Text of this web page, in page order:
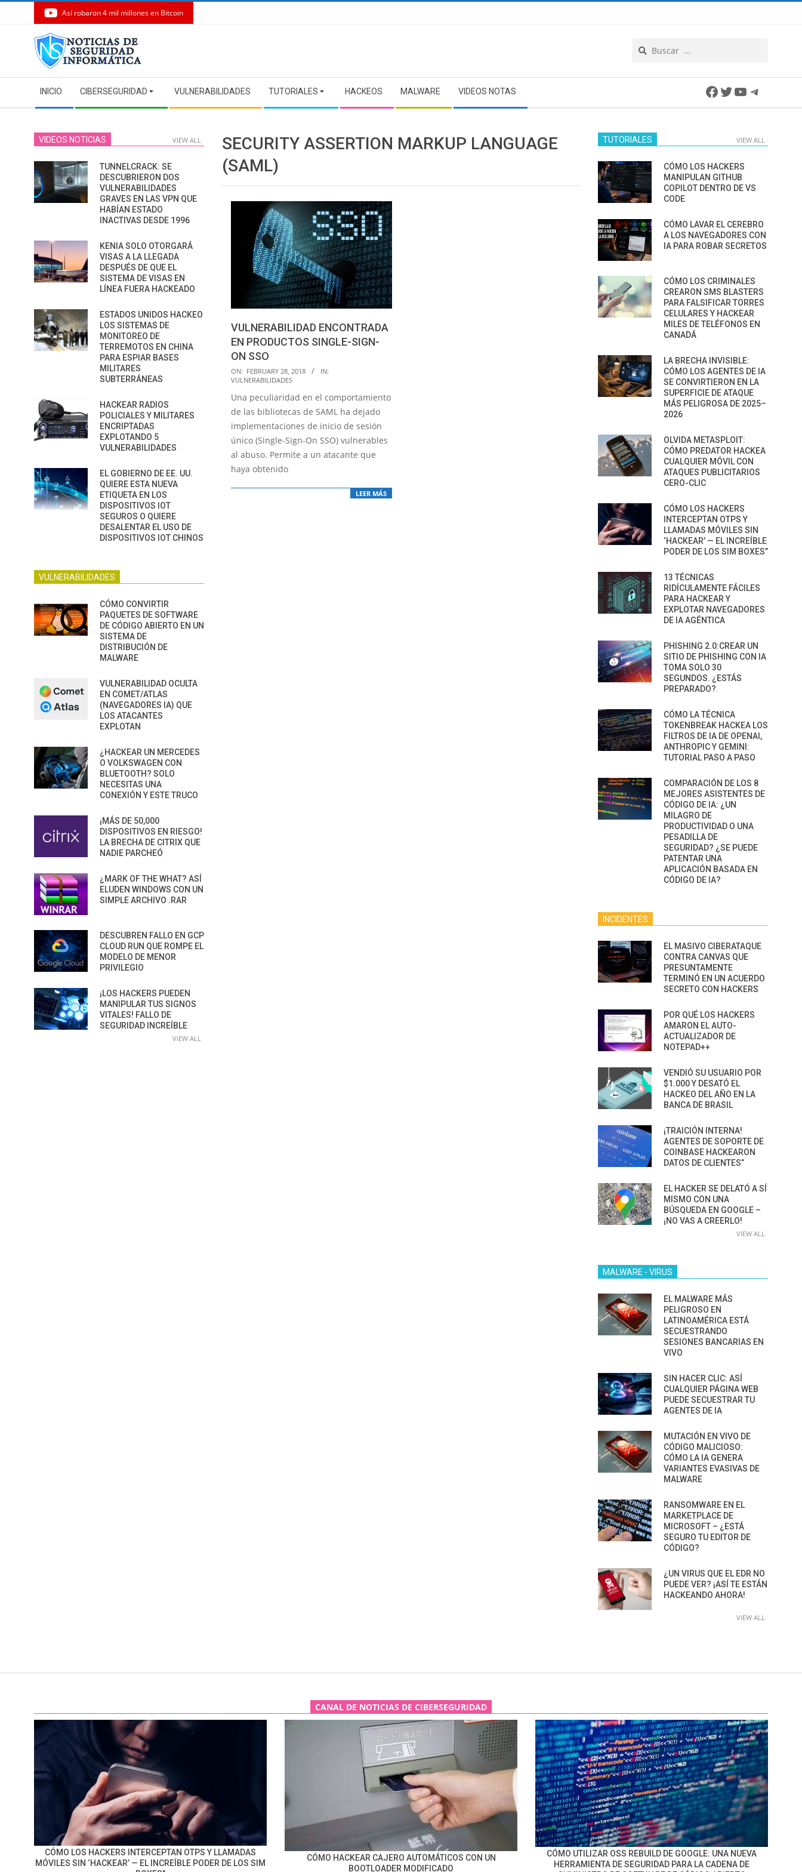
Así robaron 4 mil millones en Bitcoin
Navigation
Menu
INICIO CIBERSEGURIDAD VULNERABILIDADES TUTORIALES HACKEOS MALWARE VIDEOS NOTAS Facebook
Twitter
YouTube
SECURITY ASSERTION MARKUP LANGUAGE
(SAML)
VULNERABILIDAD ENCONTRADA
EN PRODUCTOS SINGLE-SIGN-
ON SSO
2018-
02-
28
ON: FEBRUARY 28, 2018
IN:
VULNERABILIDADES
Una peculiaridad en el comportamiento
de las bibliotecas de SAML ha dejado
implementaciones de inicio de sesión
único (Single-Sign-On SSO) vulnerables
al abuso. Permite a un atacante que
haya obtenido
LEER MÁS
VIDEOS NOTICIAS VIEW ALL
TUNNELCRACK: SE
DESCUBRIERON DOS
VULNERABILIDADES
GRAVES EN LAS VPN QUE
HABÍAN ESTADO
INACTIVAS DESDE 1996
KENIA SOLO OTORGARÁ
VISAS A LA LLEGADA
DESPUÉS DE QUE EL
SISTEMA DE VISAS EN
LÍNEA FUERA HACKEADO
ESTADOS UNIDOS HACKEO
LOS SISTEMAS DE
MONITOREO DE
TERREMOTOS EN CHINA
PARA ESPIAR BASES
MILITARES
SUBTERRÁNEAS
HACKEAR RADIOS
POLICIALES Y MILITARES
ENCRIPTADAS
EXPLOTANDO 5
VULNERABILIDADES
EL GOBIERNO DE EE. UU.
QUIERE ESTA NUEVA
ETIQUETA EN LOS
DISPOSITIVOS IOT
SEGUROS O QUIERE
DESALENTAR EL USO DE
DISPOSITIVOS IOT CHINOS
VULNERABILIDADES
CÓMO CONVIRTIR
PAQUETES DE SOFTWARE
DE CÓDIGO ABIERTO EN UN
SISTEMA DE
DISTRIBUCIÓN DE
MALWARE
VULNERABILIDAD OCULTA
EN COMET/ATLAS
(NAVEGADORES IA) QUE
LOS ATACANTES
EXPLOTAN
¿HACKEAR UN MERCEDES
O VOLKSWAGEN CON
BLUETOOTH? SOLO
NECESITAS UNA
CONEXIÓN Y ESTE TRUCO
¡MÁS DE 50,000
DISPOSITIVOS EN RIESGO!
LA BRECHA DE CITRIX QUE
NADIE PARCHEÓ
¿MARK OF THE WHAT? ASÍ
ELUDEN WINDOWS CON UN
SIMPLE ARCHIVO .RAR
DESCUBREN FALLO EN GCP
CLOUD RUN QUE ROMPE EL
MODELO DE MENOR
PRIVILEGIO
¡LOS HACKERS PUEDEN
MANIPULAR TUS SIGNOS
VITALES! FALLO DE
SEGURIDAD INCREÍBLE
VIEW ALL
TUTORIALES VIEW ALL
CÓMO LOS HACKERS
MANIPULAN GITHUB
COPILOT DENTRO DE VS
CODE
CÓMO LAVAR EL CEREBRO
A LOS NAVEGADORES CON
IA PARA ROBAR SECRETOS
CÓMO LOS CRIMINALES
CREARON SMS BLASTERS
PARA FALSIFICAR TORRES
CELULARES Y HACKEAR
MILES DE TELÉFONOS EN
CANADÁ
LA BRECHA INVISIBLE:
CÓMO LOS AGENTES DE IA
SE CONVIRTIERON EN LA
SUPERFICIE DE ATAQUE
MÁS PELIGROSA DE 2025–
2026
OLVIDA METASPLOIT:
CÓMO PREDATOR HACKEA
CUALQUIER MÓVIL CON
ATAQUES PUBLICITARIOS
CERO-CLIC
CÓMO LOS HACKERS
INTERCEPTAN OTPS Y
LLAMADAS MÓVILES SIN
‘HACKEAR’ — EL INCREÍBLE
PODER DE LOS SIM BOXES”
13 TÉCNICAS
RIDÍCULAMENTE FÁCILES
PARA HACKEAR Y
EXPLOTAR NAVEGADORES
DE IA AGÉNTICA
PHISHING 2.0:CREAR UN
SITIO DE PHISHING CON IA
TOMA SOLO 30
SEGUNDOS. ¿ESTÁS
PREPARADO?
CÓMO LA TÉCNICA
TOKENBREAK HACKEA LOS
FILTROS DE IA DE OPENAI,
ANTHROPIC Y GEMINI:
TUTORIAL PASO A PASO
COMPARACIÓN DE LOS 8
MEJORES ASISTENTES DE
CÓDIGO DE IA: ¿UN
MILAGRO DE
PRODUCTIVIDAD O UNA
PESADILLA DE
SEGURIDAD? ¿SE PUEDE
PATENTAR UNA
APLICACIÓN BASADA EN
CÓDIGO DE IA?
INCIDENTES
EL MASIVO CIBERATAQUE
CONTRA CANVAS QUE
PRESUNTAMENTE
TERMINÓ EN UN ACUERDO
SECRETO CON HACKERS
POR QUÉ LOS HACKERS
AMARON EL AUTO-
ACTUALIZADOR DE
NOTEPAD++
VENDIÓ SU USUARIO POR
$1.000 Y DESATÓ EL
HACKEO DEL AÑO EN LA
BANCA DE BRASIL
¡TRAICIÓN INTERNA!
AGENTES DE SOPORTE DE
COINBASE HACKEARON
DATOS DE CLIENTES”
EL HACKER SE DELATÓ A SÍ
MISMO CON UNA
BÚSQUEDA EN GOOGLE –
¡NO VAS A CREERLO!
VIEW ALL
MALWARE - VIRUS
EL MALWARE MÁS
PELIGROSO EN
LATINOAMÉRICA ESTÁ
SECUESTRANDO
SESIONES BANCARIAS EN
VIVO
SIN HACER CLIC: ASÍ
CUALQUIER PÁGINA WEB
PUEDE SECUESTRAR TU
AGENTES DE IA
MUTACIÓN EN VIVO DE
CÓDIGO MALICIOSO:
CÓMO LA IA GENERA
VARIANTES EVASIVAS DE
MALWARE
RANSOMWARE EN EL
MARKETPLACE DE
MICROSOFT – ¿ESTÁ
SEGURO TU EDITOR DE
CÓDIGO?
¿UN VIRUS QUE EL EDR NO
PUEDE VER? ¡ASÍ TE ESTÁN
HACKEANDO AHORA!
VIEW ALL
CANAL DE NOTICIAS DE CIBERSEGURIDAD
CÓMO LOS HACKERS INTERCEPTAN OTPS Y LLAMADAS
MÓVILES SIN ‘HACKEAR’ — EL INCREÍBLE PODER DE LOS SIM
CÓMO HACKEAR CAJERO AUTOMÁTICOS CON UN
BOOTLOADER MODIFICADO
CÓMO UTILIZAR OSS REBUILD DE GOOGLE: UNA NUEVA
HERRAMIENTA DE SEGURIDAD PARA LA CADENA DE